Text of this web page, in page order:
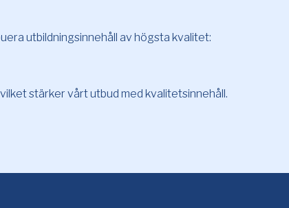
utbildningsinnehåll av högsta kvalitet:
stärker vårt utbud med kvalitetsinnehåll.